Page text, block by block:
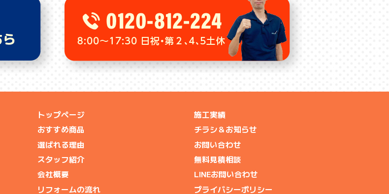
トップページ
おすすめ商品
選ばれる理由
スタッフ紹介
会社概要
リフォームの流れ
施工実績
チラシ＆お知らせ
お問い合わせ
無料見積相談
LINEお問い合わせ
プライバシーポリシー